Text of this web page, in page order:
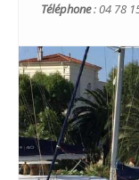
Téléphone: 04 78